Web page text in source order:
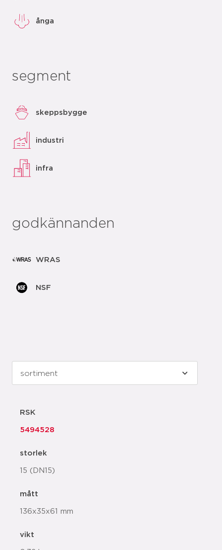
ånga
segment
skeppsbygge
industri
infra
godkännanden
WRAS
NSF
RSK
5494528
storlek
15 (DN15)
mått
136x35x61 mm
vikt